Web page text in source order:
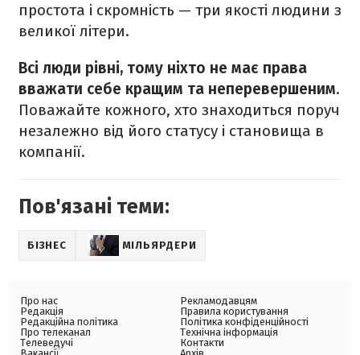
простота і скромність — три якості людини з
великої літери.
Всі люди рівні, тому ніхто не має права
вважати себе кращим та неперевершеним.
Поважайте кожного, хто знаходиться поруч
незалежно від його статусу і становища в
компанії.
Пов'язані теми:
БІЗНЕС МІЛЬЯРДЕРИ
Про нас
Редакція
Редакційна політика
Про телеканал
Телеведучі
Рекламодавцям
Правила користування
Політика конфіденційності
Технічна інформація
Контакти